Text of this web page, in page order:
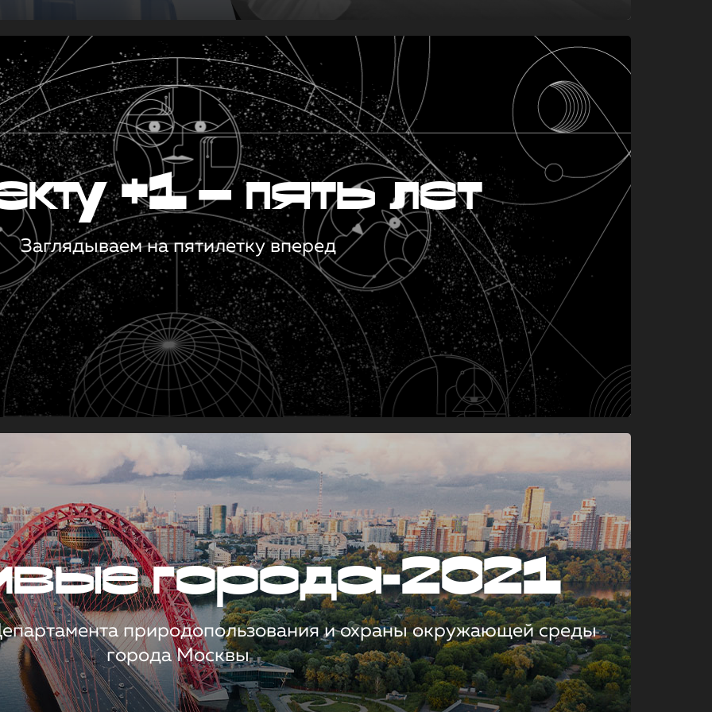
+1 — пять лет
Заглядываем на пятилетку вперед
города-2021
природопользования и охраны окружающей среды
города Москвы